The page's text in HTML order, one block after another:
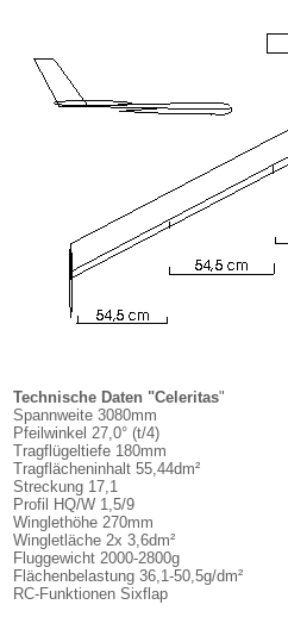
Technische Daten "Celeritas"
Spannweite 3080mm
Pfeilwinkel 27,0° (t/4)
Tragflügeltiefe 180mm
Tragflächeninhalt 55,44dm²
Streckung 17,1
Profil HQ/W 1,5/9
Winglethöhe 270mm
Wingletläche 2x 3,6dm²
Fluggewicht 2000-2800g
Flächenbelastung 36,1-50,5g/dm²
RC-Funktionen Sixflap